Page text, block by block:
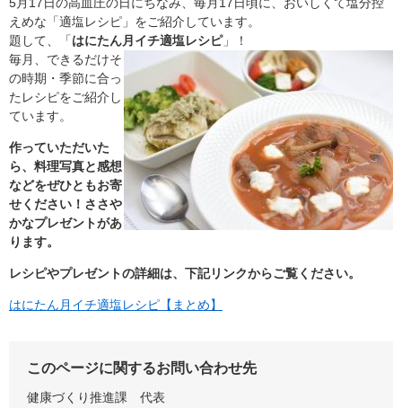
えめな「適塩レシピ」をご紹介しています。
題して、「はにたん月イチ適塩レシピ」！
毎月、できるだけそ
の時期・季節に合っ
たレシピをご紹介し
ています。
作っていただいた
ら、料理写真と感想
などをぜひともお寄
せください！ ささや
かなプレゼントがあ
ります。
レシピやプレゼントの詳細は、下記リンクからご覧ください。
はにたん月イチ適塩レシピ【まとめ】
このページに関するお問い合わせ先
健康づくり推進課
代表